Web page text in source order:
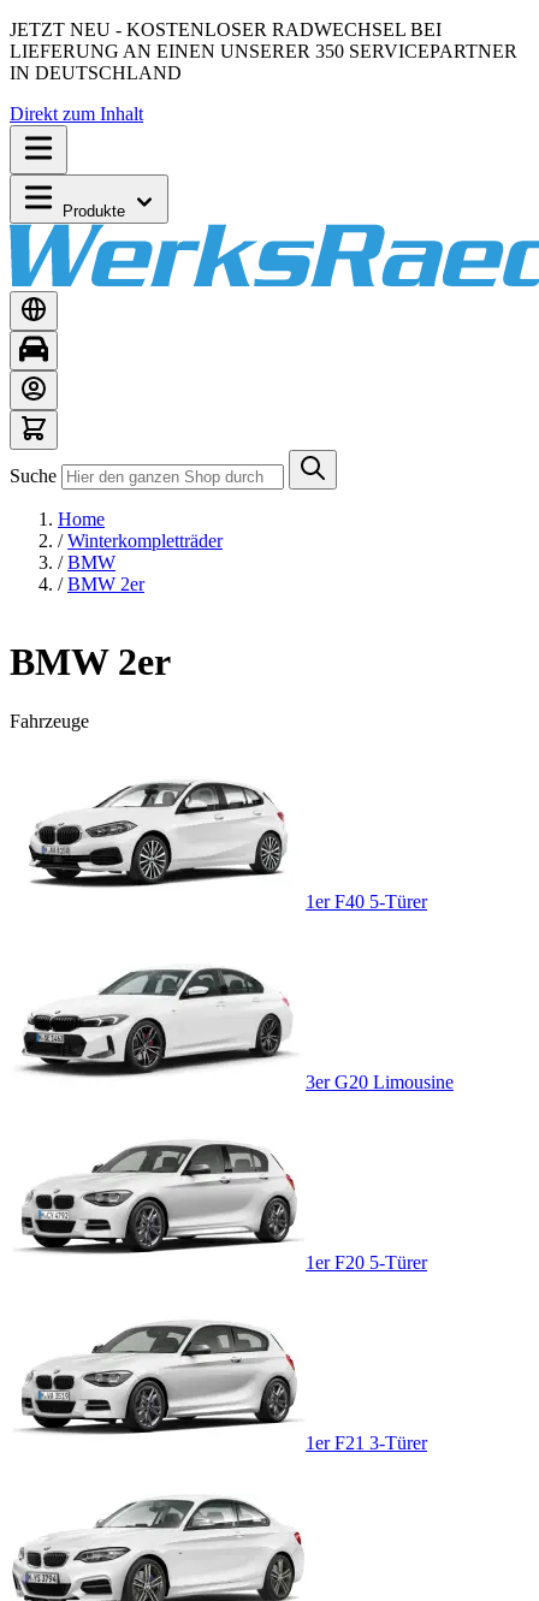
JETZT NEU - KOSTENLOSER RADWECHSEL BEI
LIEFERUNG AN EINEN UNSERER 350 SERVICEPARTNER
IN DEUTSCHLAND
Direkt zum Inhalt
Produkte
Suche
Home
/ Winterkompletträder
/ BMW
/ BMW 2er
BMW 2er
Fahrzeuge
1er F40 5-Türer
3er G20 Limousine
1er F20 5-Türer
1er F21 3-Türer